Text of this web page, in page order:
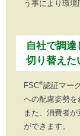
う事により環境
自社で調達
切り替えた
FSC®認証マー
への配慮姿勢を
また、消費者
ができます。